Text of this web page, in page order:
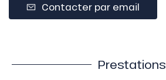
Contacter par email
Prestations